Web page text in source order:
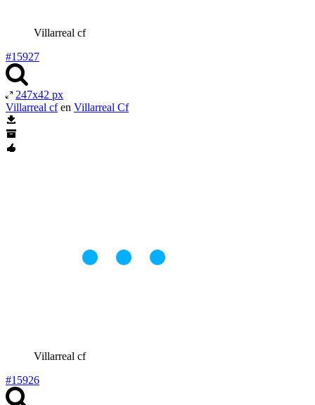
Villarreal cf
#15927
247x42 px
Villarreal cfen Villarreal Cf
Villarreal cf
#15926